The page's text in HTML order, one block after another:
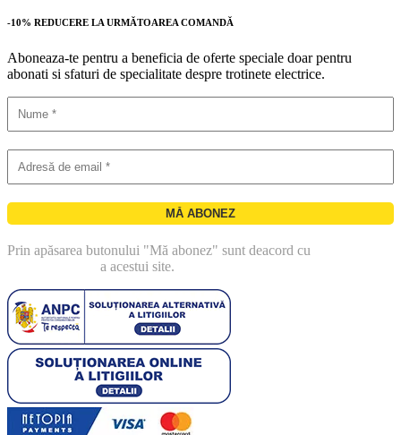
-10% REDUCERE LA URMĂTOAREA COMANDĂ
Aboneaza-te pentru a beneficia de oferte speciale doar pentru
abonati si sfaturi de specialitate despre trotinete electrice.
Prin apăsarea butonului "Mă abonez" sunt deacord cu
a acestui site.